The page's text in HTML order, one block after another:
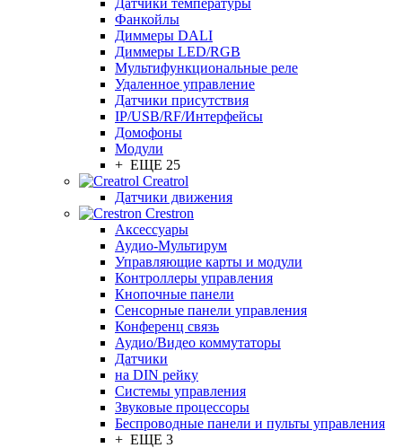
Датчики температуры
Фанкойлы
Диммеры DALI
Диммеры LED/RGB
Мультифункциональные реле
Удаленное управление
Датчики присутствия
IP/USB/RF/Интерфейсы
Домофоны
Модули
+ ЕЩЕ 25
Creatrol
Датчики движения
Crestron
Аксессуары
Аудио-Мультирум
Управляющие карты и модули
Контроллеры управления
Кнопочные панели
Сенсорные панели управления
Конференц связь
Аудио/Видео коммутаторы
Датчики
на DIN рейку
Системы управления
Звуковые процессоры
Беспроводные панели и пульты управления
+ ЕЩЕ 3